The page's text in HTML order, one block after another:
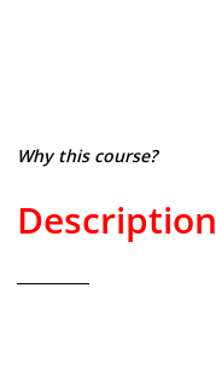
Why this course?
Description